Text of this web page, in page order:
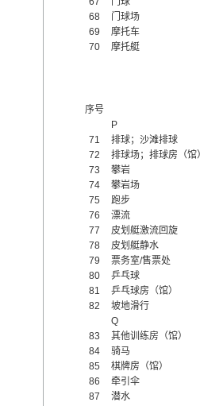
68
门球场
69
摩托车
70
摩托艇
序号
P
71
排球；沙滩排球
72
排球场；排球房（馆
73
攀岩
74
攀岩场
75
跑步
76
漂流
77
皮划艇激流回旋
78
皮划艇静水
79
票务室/售票处
80
乒乓球
81
乒乓球房（馆）
82
坡地滑行
Q
83
其他训练房（馆）
84
骑马
85
棋牌房（馆）
86
牵引伞
87
潜水